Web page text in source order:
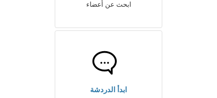
ابحث عن أعضاء
ابدأ الدردشة